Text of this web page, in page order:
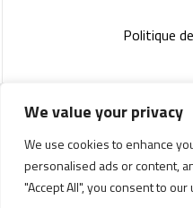
We value your privacy
We use cookies to enhance
personalised ads or content,
"Accept All", you consent to
Politique
Copyright 2023 :